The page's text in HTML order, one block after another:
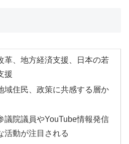
革、地方経済支援、日本の若
援
域住民、政策に共感する層か
議院議員やYouTube情報発信
活動が注目される